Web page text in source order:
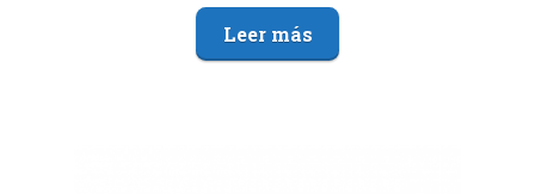
Leer más